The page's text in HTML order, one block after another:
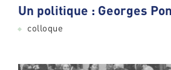
Un politique : Georges
colloque